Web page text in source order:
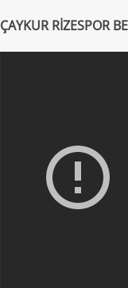
ÇAYKUR RİZESPOR